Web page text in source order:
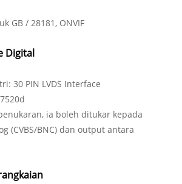
GB / 28181, ONVIF
Digital
30 PIN LVDS Interface
ia boleh ditukar kepada
(CVBS/BNC) dan output antara